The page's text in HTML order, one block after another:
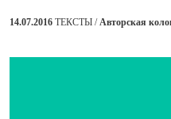
14.07.2016 ТЕКСТЫ / Авторская